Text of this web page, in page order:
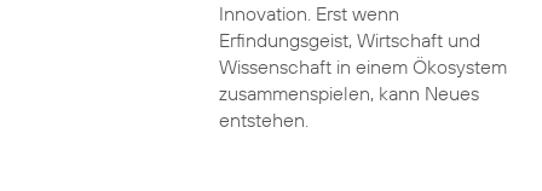
Innovation. Erst wenn
Erfindungsgeist, Wirtschaft und
Wissenschaft in einem Ökosystem
zusammenspielen, kann Neues
entstehen.